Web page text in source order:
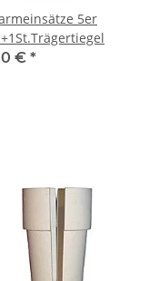
5er
€ *